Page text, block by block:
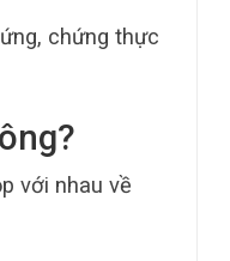
chứng thực
với nhau về